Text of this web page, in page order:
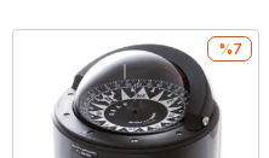
%7